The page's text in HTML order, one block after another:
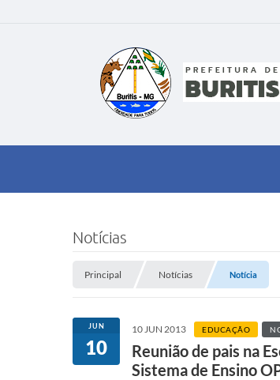
Notícias
Principal Notícias Notícia
JUN
10
10 JUN 2013 EDUCAÇÃO
Reunião de pais na
Sistema de Ensino